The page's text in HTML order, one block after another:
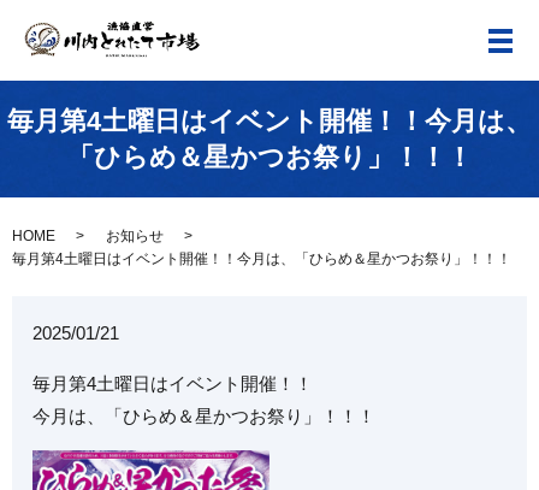
メ
毎月第4土曜日はイベント開催！！今月は、
「ひらめ＆星かつお祭り」！！！
HOME
お知らせ
毎月第4土曜日はイベント開催！！今月は、「ひらめ＆星かつお祭り」！！！
2025/01/21
毎月第4土曜日はイベント開催！！
今月は、「ひらめ＆星かつお祭り」！！！